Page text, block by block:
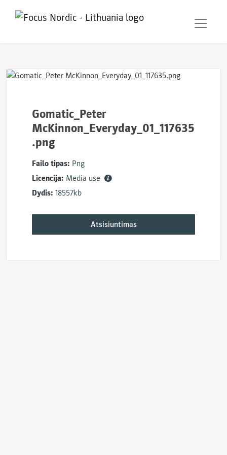
Gomatic_Peter
McKinnon_Everyday_01_117635
.png
Failo tipas: Png
Licencija: Media use
Dydis: 18557kb
Atsisiuntimas